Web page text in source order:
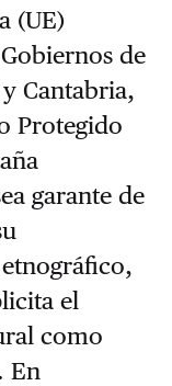
(UE)
de
Cantabria,
Protegido
garante de
el
como
En